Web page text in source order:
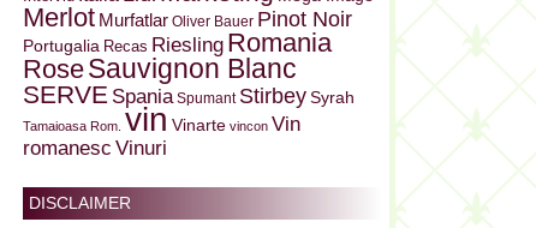
Merlot Murfatlar Oliver Bauer Pinot Noir
Portugalia Recas Riesling Romania
RoseSauvignon Blanc
SERVE Spania Spumant Stirbey Syrah
Tamaioasa Rom. vin Vinarte vincon Vin
romanesc Vinuri
DISCLAIMER